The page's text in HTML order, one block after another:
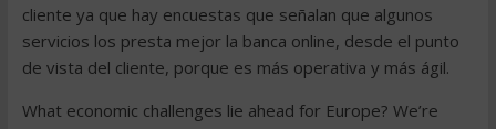
cliente ya que hay encuestas que señalan que algunos
servicios los presta mejor la banca online, desde el punto
de vista del cliente, porque es más operativa y más ágil.
What economic challenges lie ahead for Europe? We’re